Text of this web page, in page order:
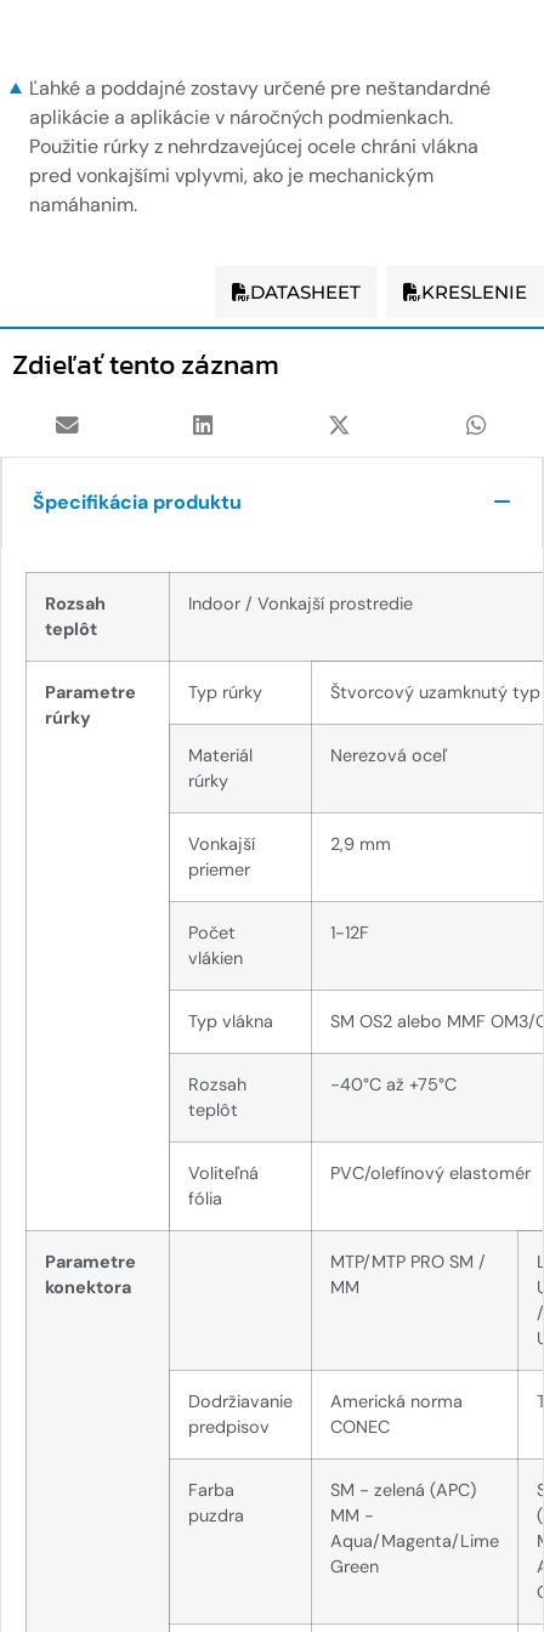
Ľahké a poddajné zostavy určené pre neštandardné
aplikácie a aplikácie v náročných podmienkach.
Použitie rúrky z nehrdzavejúcej ocele chráni vlákna
pred vonkajšími vplyvmi, ako je mechanickým
namáhanim.
DATASHEET KRESLENIE
Zdieľať tento záznam
Špecifikácia produktu
Rozsah
teplôt
Indoor / Vonkajší prostredie
Parametre
rúrky
Typ rúrky Štvorcový uzamknutý typ
Materiál
rúrky
Nerezová oceľ
Vonkajší
priemer
2,9 mm
Počet
vlákien
1-12F
Typ vlákna SM OS2 alebo MMF
Rozsah
teplôt
-40°C až +75°C
Voliteľná
fólia
PVC/olefínový elastomér
Parametre
konektora
MTP/MTP PRO SM /
MM
Dodržiavanie
predpisov
Americká norma
CONEC
Farba
puzdra
SM - zelená (APC)
MM -
Aqua/Magenta/Lime
Green